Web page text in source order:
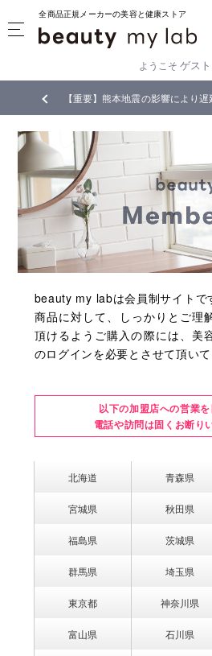
全商品正規メーカーの美容と健康ストア
ようこそ ゲスト
【重要】熊本地震の影響により
beauty my labは会員制サイトで
商品に対して、しっかりとご理
頂けるようご購入の際には、美
のログインを必要とさせて頂いて
以下の加盟店への営業
電話や訪問は固くお断り
北海道 青森県
宮城県 秋田県
福島県 茨城県
群馬県 埼玉県
東京都 神奈川県
富山県 石川県